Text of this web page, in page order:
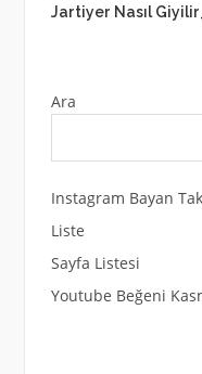
Jartiyer Nasıl
Ara
Instagram Bayan
Liste
Sayfa Listesi
Youtube Beğeni